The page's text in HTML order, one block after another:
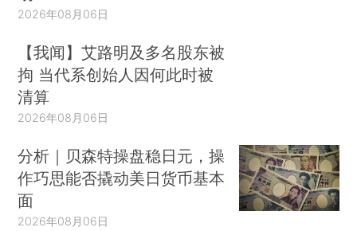
2026年08月06日
【我闻】艾路明及多名股东被
拘 当代系创始人因何此时被
清算
2026年08月06日
分析｜贝森特操盘稳日元，操
作巧思能否撬动美日货币基本
面
2026年08月06日